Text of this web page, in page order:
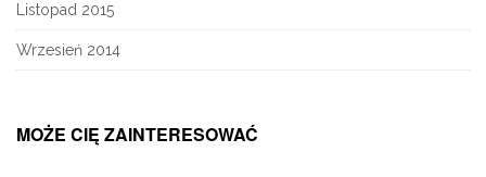
Listopad 2015
Wrzesień 2014
MOŻE CIĘ ZAINTERESOWAĆ